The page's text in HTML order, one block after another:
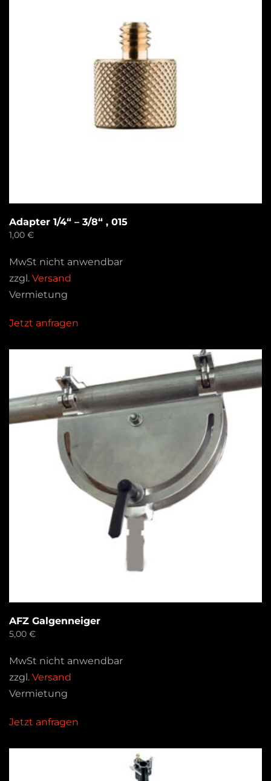
Adapter 1/4“ – 3/8“ , 015
1,00 €
MwSt nicht anwendbar
zzgl. Versand
Vermietung
Jetzt anfragen
AFZ Galgenneiger
5,00 €
MwSt nicht anwendbar
zzgl. Versand
Vermietung
Jetzt anfragen